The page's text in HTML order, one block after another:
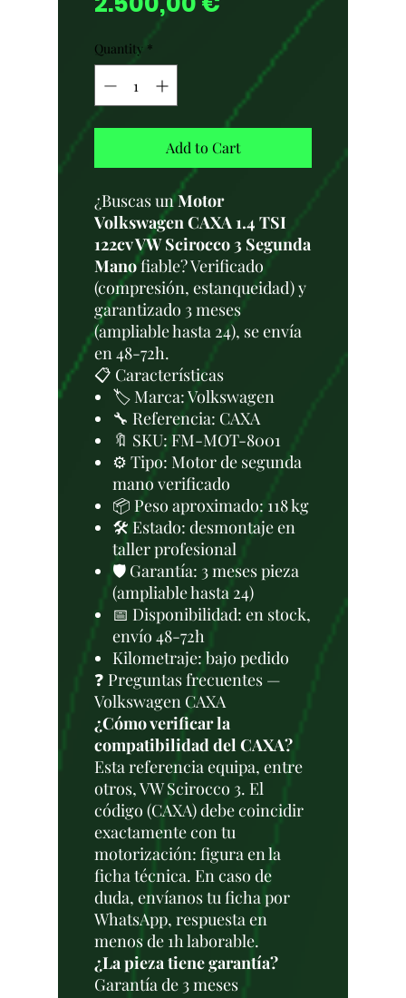
Quantity *
Add to Cart
¿Buscas unMotor
Volkswagen CAXA 1.4 TSI
122cv VW Scirocco 3 Segunda
Manofiable? Verificado
(compresión, estanqueidad) y
garantizado 3 meses
(ampliable hasta 24), se envía
en 48-72h.
📋 Características
🏷️ Marca: Volkswagen
🔧 Referencia: CAXA
🔖 SKU: FM-MOT-8001
⚙️ Tipo: Motor de segunda
mano verificado
📦 Peso aproximado: 118 kg
🛠 Estado: desmontaje en
taller profesional
🛡️ Garantía: 3 meses pieza
(ampliable hasta 24)
📅 Disponibilidad: en stock,
envío 48-72h
Kilometraje: bajo pedido
❓ Preguntas frecuentes —
Volkswagen CAXA
¿Cómo verificar la
compatibilidad del CAXA?
Esta referencia equipa, entre
otros, VW Scirocco 3. El
código (CAXA) debe coincidir
exactamente con tu
motorización: figura en la
ficha técnica. En caso de
duda, envíanos tu ficha por
WhatsApp, respuesta en
menos de 1h laborable.
¿La pieza tiene garantía?
Garantía de 3 meses